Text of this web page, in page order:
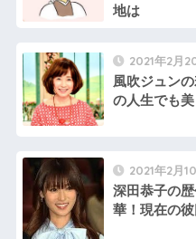
地は
2021年2月
風吹ジュン
の人生でも
2021年2月
深田恭子の
華！現在の